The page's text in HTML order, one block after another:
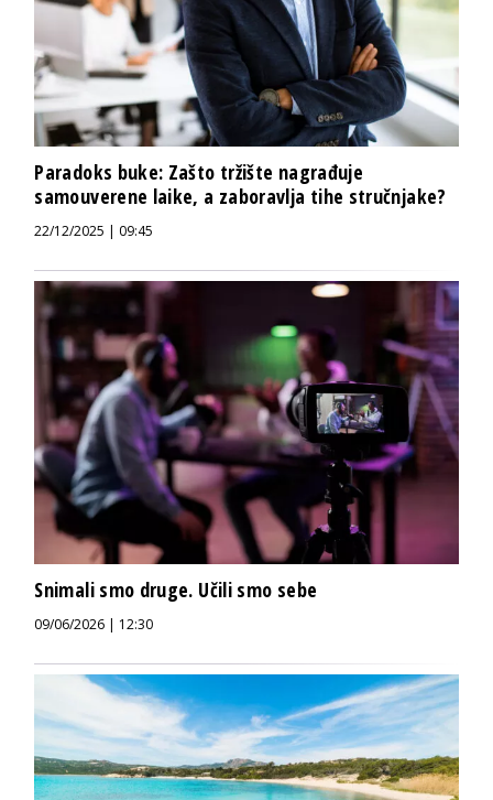
Paradoks buke: Zašto tržište nagrađuje
samouverene laike, a zaboravlja tihe stručnjake?
22/12/2025 | 09:45
Snimali smo druge. Učili smo sebe
09/06/2026 | 12:30